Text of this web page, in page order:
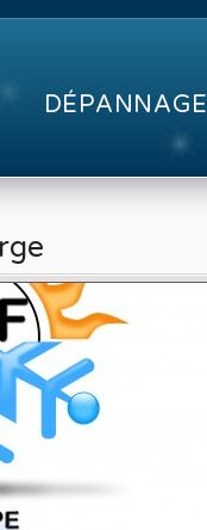
DÉPANNAGE